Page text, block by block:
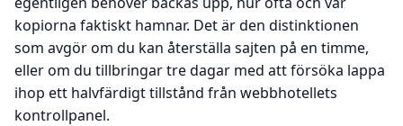
kopiorna faktiskt hamnar. Det är den distinktionen
som avgör om du kan återställa sajten på en timme,
eller om du tillbringar tre dagar med att försöka lappa
ihop ett halvfärdigt tillstånd från webbhotellets
kontrollpanel.